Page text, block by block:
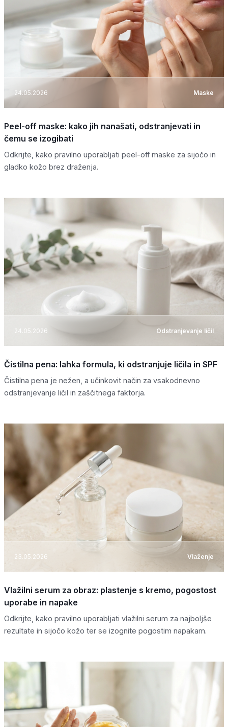
24.05.2026 Maske
Peel-off maske: kako jih nanašati, odstranjevati in
čemu se izogibati
Odkrijte, kako pravilno uporabljati peel-off maske za sijočo in
gladko kožo brez draženja.
24.05.2026 Odstranjevanje ličil
Čistilna pena: lahka formula, ki odstranjuje ličila in SPF
Čistilna pena je nežen, a učinkovit način za vsakodnevno
odstranjevanje ličil in zaščitnega faktorja.
23.05.2026 Vlaženje
Vlažilni serum za obraz: plastenje s kremo, pogostost
uporabe in napake
Odkrijte, kako pravilno uporabljati vlažilni serum za najboljše
rezultate in sijočo kožo ter se izognite pogostim napakam.